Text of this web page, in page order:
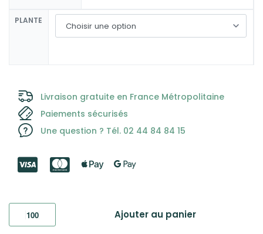
PLANTE
Livraison gratuite en France Métropolitaine
Paiements sécurisés
Une question ? Tél. 02 44 84 84 15
Ajouter au panier